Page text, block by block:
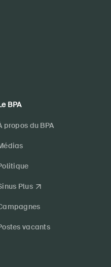
BPA
propos du BPA
Plus
vacants